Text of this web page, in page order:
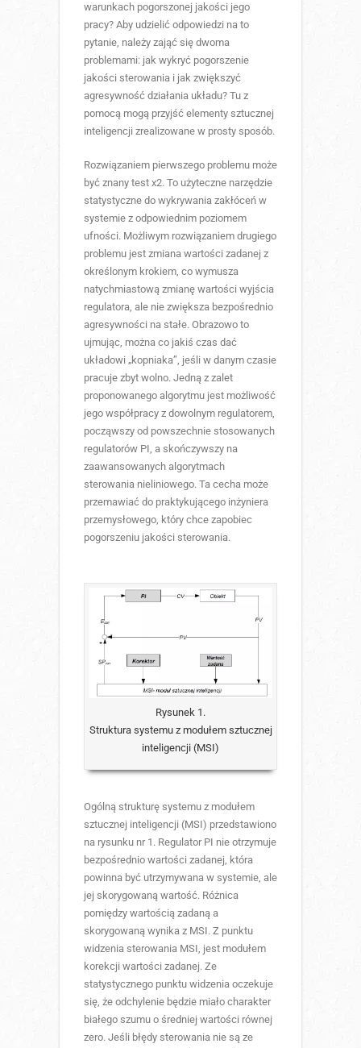
warunkach pogorszonej jakości jego
pracy? Aby udzielić odpowiedzi na to
pytanie, należy zająć się dwoma
problemami: jak wykryć pogorszenie
jakości sterowania i jak zwiększyć
agresywność działania układu? Tu z
pomocą mogą przyjść elementy sztucznej
inteligencji zrealizowane w prosty sposób.
Rozwiązaniem pierwszego problemu może
być znany test x2. To użyteczne narzędzie
statystyczne do wykrywania zakłóceń w
systemie z odpowiednim poziomem
ufności. Możliwym rozwiązaniem drugiego
problemu jest zmiana wartości zadanej z
określonym krokiem, co wymusza
natychmiastową zmianę wartości wyjścia
regulatora, ale nie zwiększa bezpośrednio
agresywności na stałe. Obrazowo to
ujmując, można co jakiś czas dać
układowi „kopniaka”, jeśli w danym czasie
pracuje zbyt wolno. Jedną z zalet
proponowanego algorytmu jest możliwość
jego współpracy z dowolnym regulatorem,
począwszy od powszechnie stosowanych
regulatorów PI, a skończywszy na
zaawansowanych algorytmach
sterowania nieliniowego. Ta cecha może
przemawiać do praktykującego inżyniera
przemysłowego, który chce zapobiec
pogorszeniu jakości sterowania.
Rysunek 1.
Struktura systemu z modułem sztucznej
inteligencji (MSI)
Ogólną strukturę systemu z modułem
sztucznej inteligencji (MSI) przedstawiono
na rysunku nr 1. Regulator PI nie otrzymuje
bezpośrednio wartości zadanej, która
powinna być utrzymywana w systemie, ale
jej skorygowaną wartość. Różnica
pomiędzy wartością zadaną a
skorygowaną wynika z MSI. Z punktu
widzenia sterowania MSI, jest modułem
korekcji wartości zadanej. Ze
statystycznego punktu widzenia oczekuje
się, że odchylenie będzie miało charakter
białego szumu o średniej wartości równej
zero. Jeśli błędy sterowania nie są ze